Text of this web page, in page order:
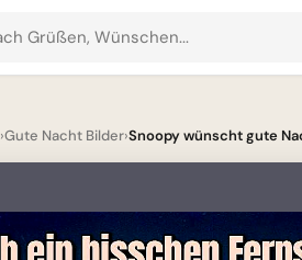
›Gute Nacht Bilder›Snoopy wünscht gute